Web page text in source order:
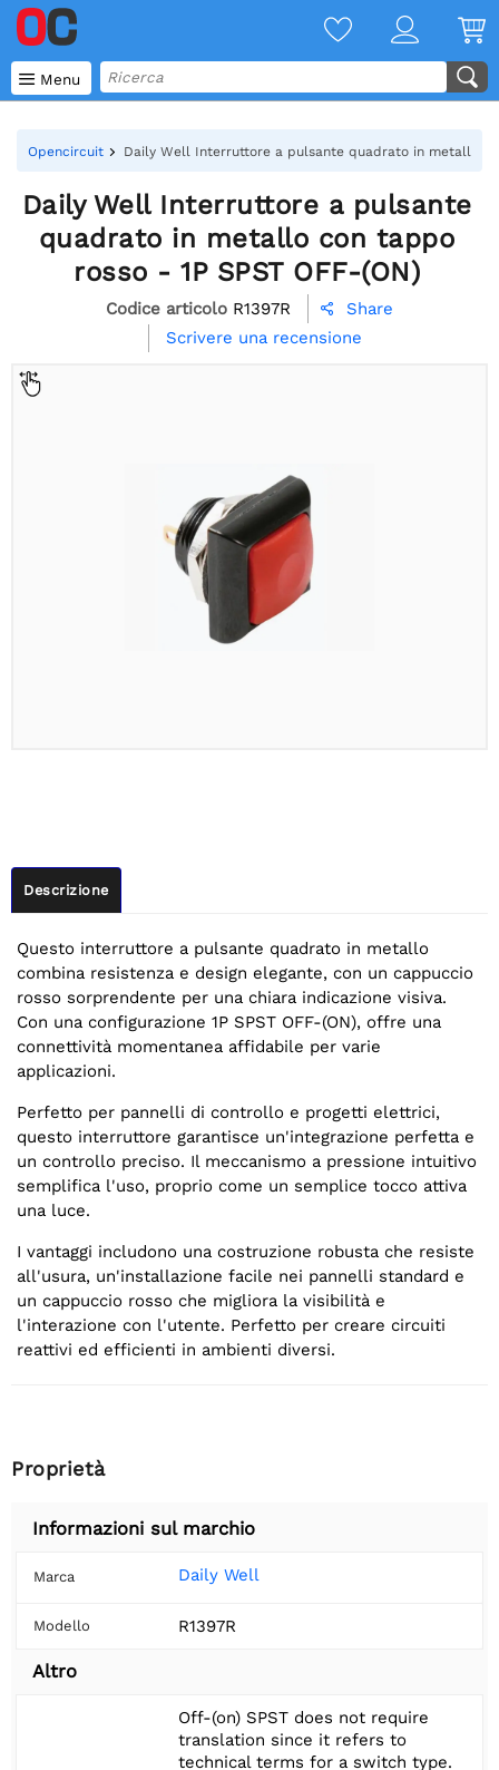
 Menu
Opencircuit Daily Well Interruttore a pulsante quadrato in metallo
Daily Well Interruttore a pulsante
quadrato in metallo con tappo
rosso - 1P SPST OFF-(ON)
Codice articolo R1397R 
Share
Scrivere una recensione
Descrizione
Questo interruttore a pulsante quadrato in metallo
combina resistenza e design elegante, con un cappuccio
rosso sorprendente per una chiara indicazione visiva.
Con una configurazione 1P SPST OFF-(ON), offre una
connettività momentanea affidabile per varie
applicazioni.
Perfetto per pannelli di controllo e progetti elettrici,
questo interruttore garantisce un'integrazione perfetta e
un controllo preciso. Il meccanismo a pressione intuitivo
semplifica l'uso, proprio come un semplice tocco attiva
una luce.
I vantaggi includono una costruzione robusta che resiste
all'usura, un'installazione facile nei pannelli standard e
un cappuccio rosso che migliora la visibilità e
l'interazione con l'utente. Perfetto per creare circuiti
reattivi ed efficienti in ambienti diversi.
Proprietà
Informazioni sul marchio
Marca Daily Well
Modello R1397R
Altro
Off-(on) SPST does not require
translation since it refers to
technical terms for a switch type.